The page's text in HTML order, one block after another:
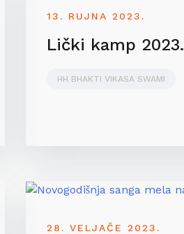
13. RUJNA 2023.
Lički kamp 2023.
HH BHAKTI VIKASA SWAMI
28. VELJAČE 2023.